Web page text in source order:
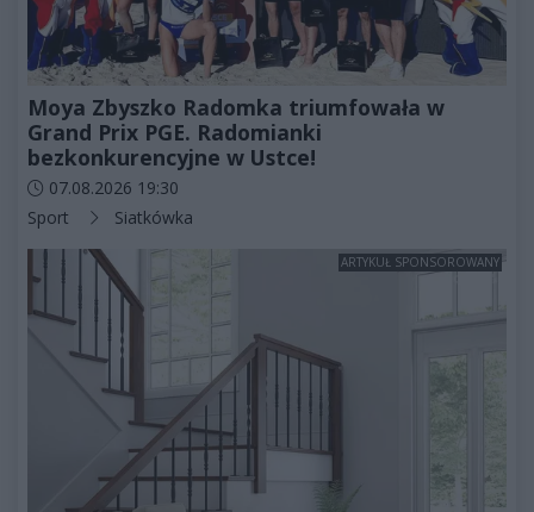
Moya Zbyszko Radomka triumfowała w
Grand Prix PGE. Radomianki
bezkonkurencyjne w Ustce!
Data dodania artykułu:
07.08.2026 19:30
Kategorie artykułu:
Sport Siatkówka
ARTYKUŁ SPONSOROWANY